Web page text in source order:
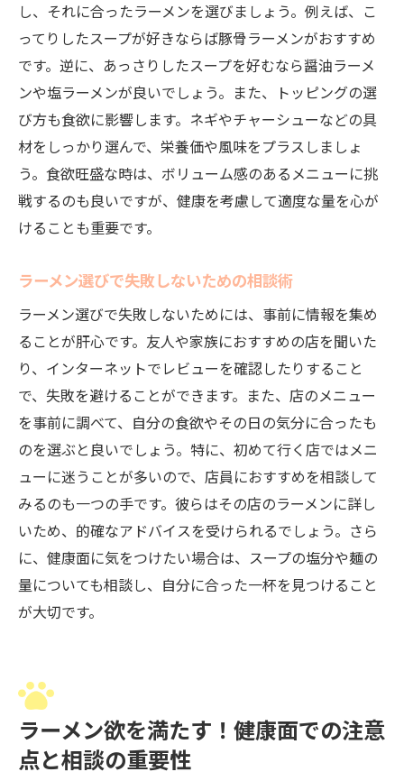
し、それに合ったラーメンを選びましょう。例えば、こ
ってりしたスープが好きならば豚骨ラーメンがおすすめ
です。逆に、あっさりしたスープを好むなら醤油ラーメ
ンや塩ラーメンが良いでしょう。また、トッピングの選
び方も食欲に影響します。ネギやチャーシューなどの具
材をしっかり選んで、栄養価や風味をプラスしましょ
う。食欲旺盛な時は、ボリューム感のあるメニューに挑
戦するのも良いですが、健康を考慮して適度な量を心が
けることも重要です。
ラーメン選びで失敗しないための相談術
ラーメン選びで失敗しないためには、事前に情報を集め
ることが肝心です。友人や家族におすすめの店を聞いた
り、インターネットでレビューを確認したりすること
で、失敗を避けることができます。また、店のメニュー
を事前に調べて、自分の食欲やその日の気分に合ったも
のを選ぶと良いでしょう。特に、初めて行く店ではメニ
ューに迷うことが多いので、店員におすすめを相談して
みるのも一つの手です。彼らはその店のラーメンに詳し
いため、的確なアドバイスを受けられるでしょう。さら
に、健康面に気をつけたい場合は、スープの塩分や麺の
量についても相談し、自分に合った一杯を見つけること
が大切です。
ラーメン欲を満たす！健康面での注意
点と相談の重要性